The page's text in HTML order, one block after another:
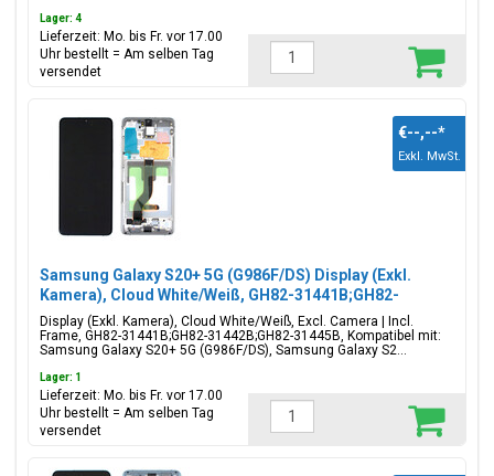
Lager: 4
Lieferzeit: Mo. bis Fr. vor 17.00
Uhr bestellt = Am selben Tag
versendet
Samsung Galaxy S20+ 5G (G986F/DS) Display (Exkl.
Kamera), Cloud White/Weiß, GH82-31441B;GH82-
31442B;GH82-31445B
Display (Exkl. Kamera), Cloud White/Weiß, Excl. Camera | Incl.
Frame, GH82-31441B;GH82-31442B;GH82-31445B, Kompatibel mit:
Samsung Galaxy S20+ 5G (G986F/DS), Samsung Galaxy S2...
€--,--*
Exkl. MwSt.
Lager: 1
Lieferzeit: Mo. bis Fr. vor 17.00
Uhr bestellt = Am selben Tag
versendet